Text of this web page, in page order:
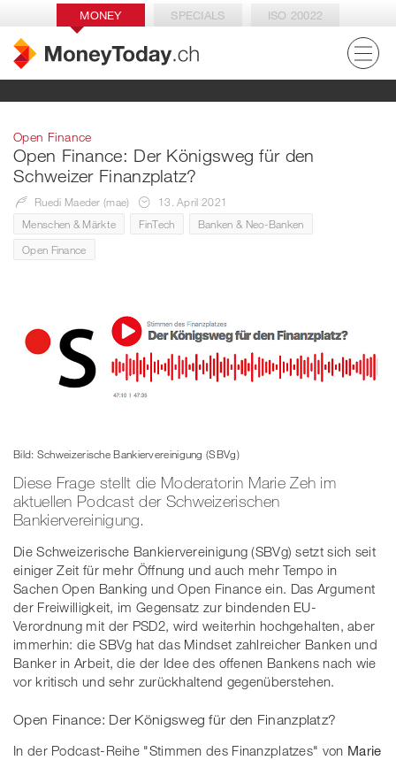
MONEY SPECIALS ISO 20022
Open Finance
Open Finance: Der Königsweg für den
Schweizer Finanzplatz?
Ruedi Maeder (mae)
13. April 2021
Menschen & Märkte
FinTech
Banken & Neo-Banken
Open Finance
Bild: Schweizerische Bankiervereinigung (SBVg)
Diese Frage stellt die Moderatorin Marie Zeh im
aktuellen Podcast der Schweizerischen
Bankiervereinigung.
Die Schweizerische Bankiervereinigung (SBVg) setzt sich seit
einiger Zeit für mehr Öffnung und auch mehr Tempo in
Sachen Open Banking und Open Finance ein. Das Argument
der Freiwilligkeit, im Gegensatz zur bindenden EU-
Verordnung mit der PSD2, wird weiterhin hochgehalten, aber
immerhin: die SBVg hat das Mindset zahlreicher Banken und
Banker in Arbeit, die der Idee des offenen Bankens nach wie
vor kritisch und sehr zurückhaltend gegenüberstehen.
Open Finance: Der Königsweg für den Finanzplatz?
In der Podcast-Reihe "Stimmen des Finanzplatzes" von Marie